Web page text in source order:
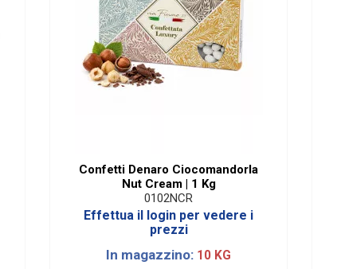
Confetti Denaro Ciocomandorla
Nut Cream | 1 Kg
0102NCR
Effettua il login per vedere i
prezzi
In magazzino: 10 KG